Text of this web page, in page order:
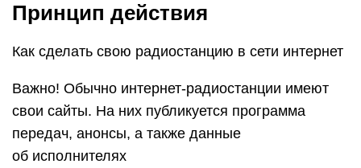
Принцип действия
Как сделать свою радиостанцию в сети интернет
Важно! Обычно интернет-радиостанции имеют
свои сайты. На них публикуется программа
передач, анонсы, а также данные
об исполнителях